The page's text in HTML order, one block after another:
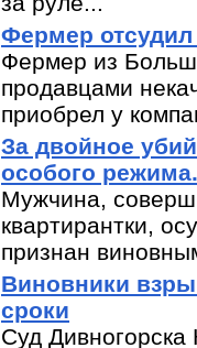
Фермер отсудил
Фермер из
продавцами
приобрел у
За двойное
особого режима.
Мужчина,
квартирантки,
признан
Виновники
сроки
Суд Дивногорска